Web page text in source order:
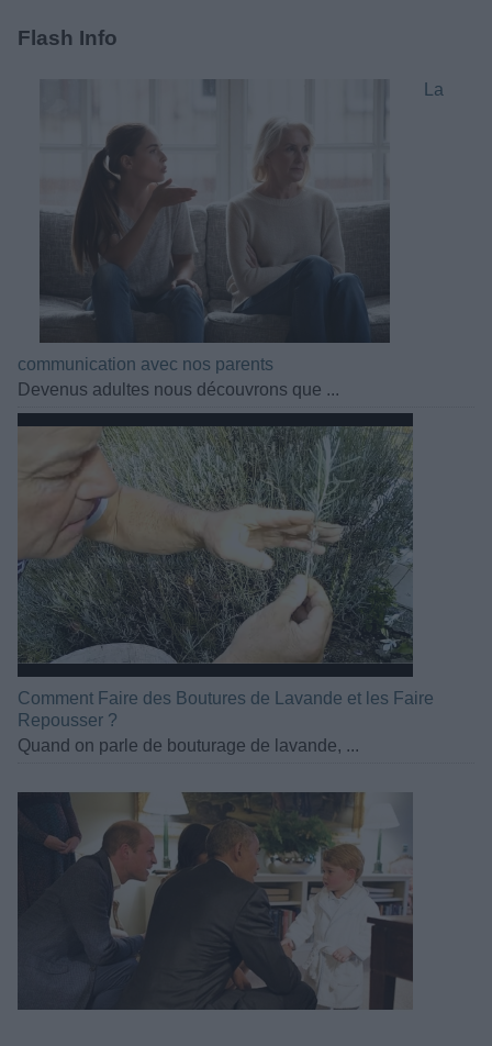
Flash Info
La
communication avec nos parents
Devenus adultes nous découvrons que ...
Comment Faire des Boutures de Lavande et les Faire
Repousser ?
Quand on parle de bouturage de lavande, ...